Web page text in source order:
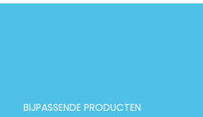
BIJPASSENDE PRODUCTEN